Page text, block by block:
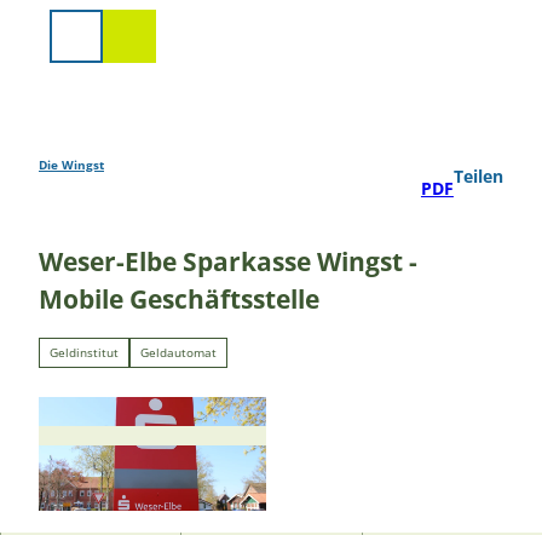
Die Wingst
PDF
Teilen
Weser-Elbe Sparkasse Wingst -
Mobile Geschäftsstelle
Geldinstitut Geldautomat